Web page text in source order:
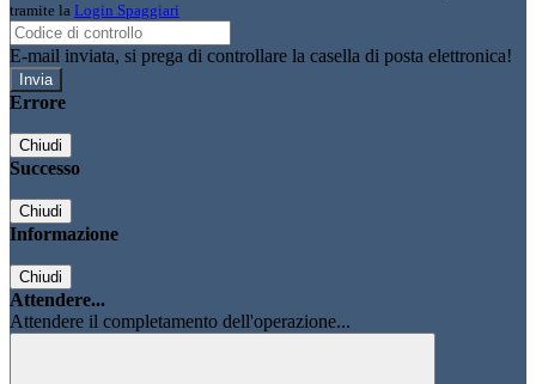
tramite la Login Spaggiari
E-mail inviata, si prega di controllare la casella di posta elettronica!
Errore
Chiudi
Successo
Chiudi
Informazione
Chiudi
Attendere...
Attendere il completamento dell'operazione...